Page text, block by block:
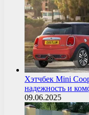
Хэтчбек Mini
надежность и
09.06.2025